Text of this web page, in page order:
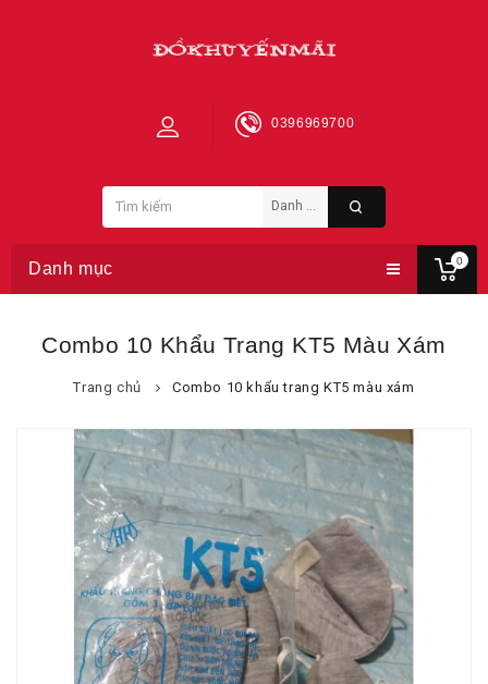
0
0396969700
Danh mục
Combo 10 Khẩu Trang KT5 Màu Xám
Trang chủ Combo 10 khẩu trang KT5 màu xám